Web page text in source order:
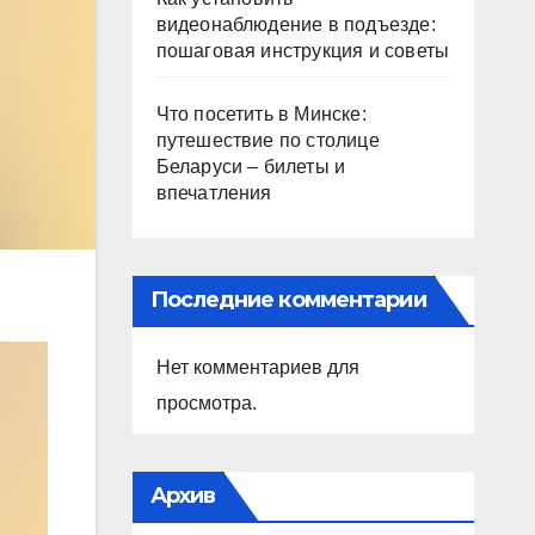
видеонаблюдение в подъезде:
пошаговая инструкция и советы
Что посетить в Минске:
путешествие по столице
Беларуси – билеты и
впечатления
Последние комментарии
Нет комментариев для
просмотра.
Архив